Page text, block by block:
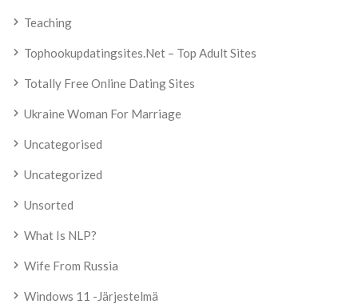
Teaching
Tophookupdatingsites.net – Top Adult Sites
Totally Free Online Dating Sites
Ukraine Woman For Marriage
Uncategorised
Uncategorized
Unsorted
What Is NLP?
Wife From Russia
Windows 11 -järjestelmä